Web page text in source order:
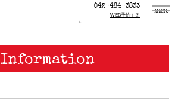
042-484-3833
WEB予約する
MENU
Information